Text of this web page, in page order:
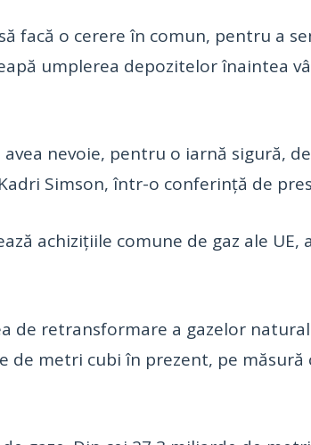
facă o cerere în comun, pentru a
umplerea depozitelor înaintea
nevoie, pentru o iarnă sigură,
Simson, într-o conferinţă de
achiziţiile comune de gaz ale UE,
de retransformare a gazelor
de metri cubi în prezent, pe măsură